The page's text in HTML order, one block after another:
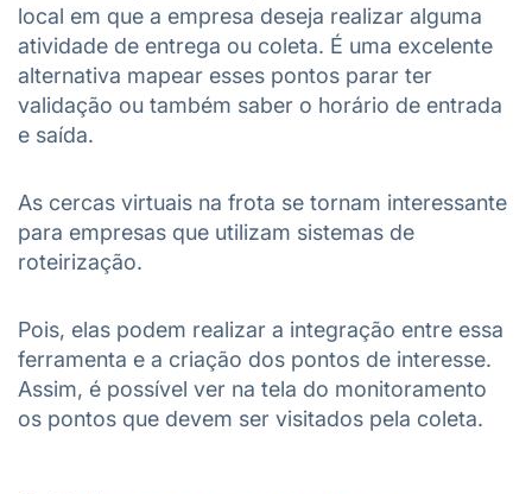
local em que a empresa deseja realizar alguma
atividade de entrega ou coleta. É uma excelente
alternativa mapear esses pontos parar ter
validação ou também saber o horário de entrada
e saída.
As cercas virtuais na frota se tornam interessante
para empresas que utilizam sistemas de
roteirização.
Pois, elas podem realizar a integração entre essa
ferramenta e a criação dos pontos de interesse.
Assim, é possível ver na tela do monitoramento
os pontos que devem ser visitados pela coleta.